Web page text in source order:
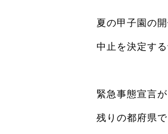
夏の甲子園の
中止を決定す
緊急事態宣言
残りの都府県